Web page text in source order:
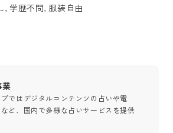
, 学歴不問, 服装自由
業
ではデジタルコンテンツの占いや電
ど、国内で多様な占いサービスを提供